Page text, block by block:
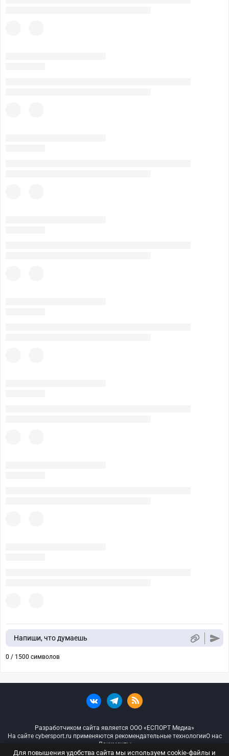
Напиши, что думаешь
0 / 1500 символов
Разработчиком сайта является ООО «ЕСПОРТ Медиа»
На сайте cybersport.ru применяются рекомендательные технологииО нас
Документы
Для повышения удобства сайта мы используем cookie-файлы и